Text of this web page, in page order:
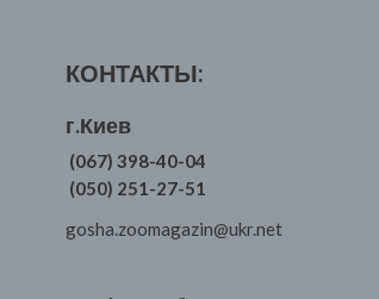
КОНТАКТЫ:
г.Киев
(067) 398-40-04
(050) 251-27-51
gosha.zoomagazin@ukr.net